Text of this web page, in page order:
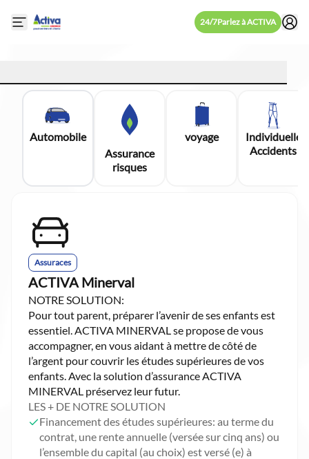
Open mobile side menu 24/7Parlez à ACTIVA
Automobile
Assurance
risques
voyage
Individuelle
Accidents
Assuraces
ACTIVA Minerval
NOTRE SOLUTION:
Pour tout parent, préparer l’avenir de ses enfants est
essentiel. ACTIVA MINERVAL se propose de vous
accompagner, en vous aidant à mettre de côté de
l’argent pour couvrir les études supérieures de vos
enfants. Avec la solution d’assurance ACTIVA
MINERVAL préservez leur futur.
LES + DE NOTRE SOLUTION
Financement des études supérieures: au terme du
contrat, une rente annuelle (versée sur cinq ans) ou
l’ensemble du capital (au choix) est versé (e) à